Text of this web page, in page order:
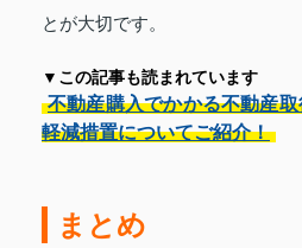
とが大切です。
▼この記事も読まれています
不動産購入でかかる不動産
軽減措置についてご紹介！
まとめ